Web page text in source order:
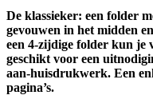
De klassieker: een folder
gevouwen in het midden
een 4-zijdige folder kun je
geschikt voor een
aan-huisdrukwerk. Een
pagina’s.